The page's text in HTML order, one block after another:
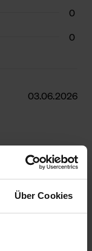
Über Cookies
0
0
03.06.2026